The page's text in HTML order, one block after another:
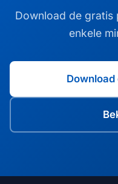
Download de gratis
enkele